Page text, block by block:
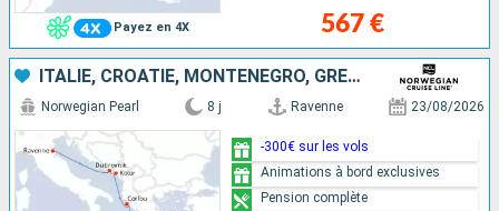
Payez en 4X 567 €
ITALIE, CROATIE, MONTÉNÉGRO, GRÈCE
Norwegian Pearl 8 j Ravenne 23/08/2026
-300€ sur les vols
Animations à bord exclusives
Pension complète